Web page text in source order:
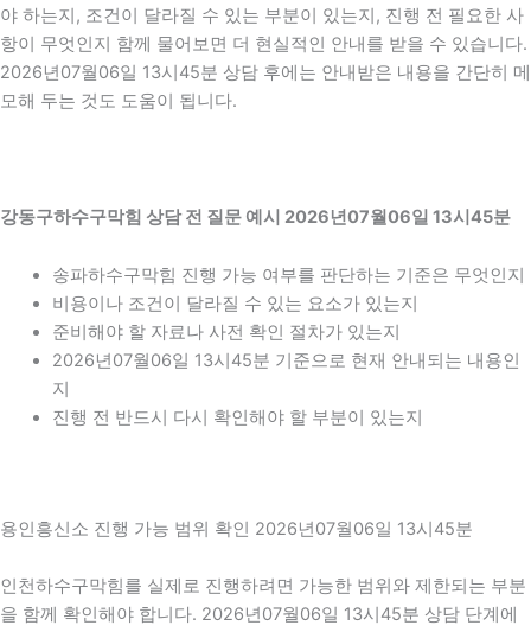
야 하는지, 조건이 달라질 수 있는 부분이 있는지, 진행 전 필요한 사
항이 무엇인지 함께 물어보면 더 현실적인 안내를 받을 수 있습니다.
2026년07월06일 13시45분 상담 후에는 안내받은 내용을 간단히 메
모해 두는 것도 도움이 됩니다.
강동구하수구막힘 상담 전 질문 예시 2026년07월06일 13시45분
송파하수구막힘 진행 가능 여부를 판단하는 기준은 무엇인지
비용이나 조건이 달라질 수 있는 요소가 있는지
준비해야 할 자료나 사전 확인 절차가 있는지
2026년07월06일 13시45분 기준으로 현재 안내되는 내용인
지
진행 전 반드시 다시 확인해야 할 부분이 있는지
용인흥신소 진행 가능 범위 확인 2026년07월06일 13시45분
인천하수구막힘를 실제로 진행하려면 가능한 범위와 제한되는 부분
을 함께 확인해야 합니다. 2026년07월06일 13시45분 상담 단계에